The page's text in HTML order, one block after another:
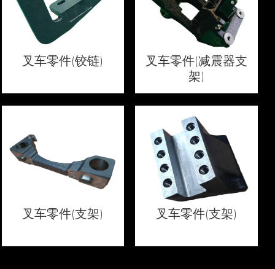
叉车零件(铰链)
叉车零件(减震器支
架)
叉车零件(支架) 叉车零件(支架)